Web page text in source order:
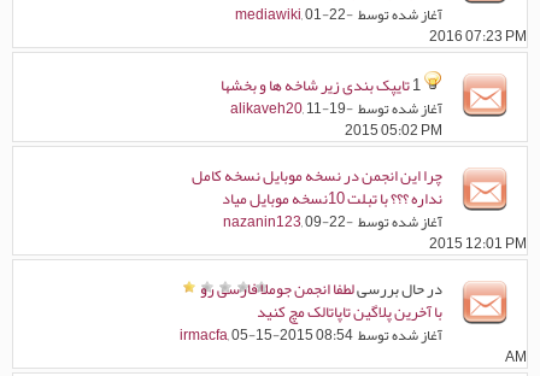
آغاز شده توسط mediawiki, 01-22-
2016 07:23 PM
1تایپک بندی زیر شاخه ها و بخشها
آغاز شده توسط alikaveh20, 11-19-
2015 05:02 PM
چرا این انجمن در نسخه موبایل نسخه کامل
نداره ؟؟؟ با تبلت 10نسخه موبایل میاد
آغاز شده توسط nazanin123, 09-22-
2015 12:01 PM
در حال بررسیلطفا انجمن جوملا فارسی رو
با آخرین پلاگین تاپاتالک مچ کنید
آغاز شده توسط irmacfa, 05-15-2015 08:54
AM